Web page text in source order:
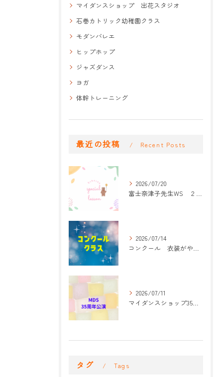
マイダンスショップ 出花スタジオ
石巻カトリック幼稚園クラス
モダンバレエ
ヒップホップ
ジャズダンス
ヨガ
体幹トレーニング
最近の投稿 Recent Posts
2026/07/20
富士奈津子先生WS ２回目
2026/07/14
コンクール 衣装がやって来た！
2026/07/11
マイダンスショップ35周年記念公演 振付開始
タグ Tags